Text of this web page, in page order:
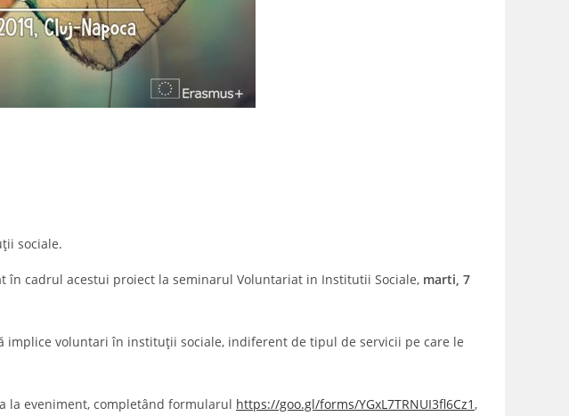
sociale.
în cadrul acestui proiect la seminarul Voluntariat in Institutii Sociale, marti, 7
implice voluntari în instituții sociale, indiferent de tipul de servicii pe care le
la eveniment, completând formularul https://goo.gl/forms/YGxL7TRNUI3fl6Cz1,